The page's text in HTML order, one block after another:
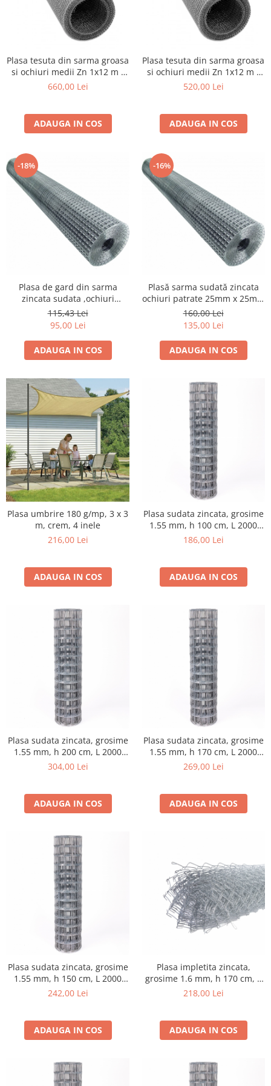
Masini electrice de tuns oi
Topoare
Compostoare
Tocator resturi vegetale
Scarificatoare
Gama gazon
Tăvălugi pentru gazon
Role de irigat
Distribuitoare de nisip
Aeratoare pentru gazon
Șuruburi autoforante
Motocultoare
Motosape
Motocositori
Motocoase
Motopompe
Granulatoare furaje
Mori cereale
Semanatori manuale
Tocatori vegetatie
Zdrobitori
Mașini hidraulice de despicat
lemne
Pluguri
Plug de scos cartofi
Freze de pamant
Cositori
Tocatoare agricole
Cultivatoare
Articole electrice
Prelungitoare
Sigurante electrice
Surse de iluminat
Scule pentru construcții
Ciocane rotopercutoare
Plase gard
Plasa sarma galvanizata zincata
Sarma moale neagra pentru fierari
si dulgheri; sarma zincata; sarma
Plase umbrire
Plase anti insecte
Plase anti pasari
Plase anti buruieni
Plase pentru castraveti
Mobilier PVC
Mobilier din PVC pentru casă
Mobilier PVC pentru grădină
Mobilier comercial din PVC
Butoaie pentru vin
Garduri
Articole de consum industrie
Lacuri si vopsele
Plasa tesuta din sarma groasa
si ochiuri medii Zn 1x12 m -
3.0x3.0x1.0 mm
660,00 Lei
ADAUGA IN COS
Plasa tesuta din sarma groasa
si ochiuri medii Zn 1x12 m -
4.0x4.0x1.0 mm
520,00 Lei
ADAUGA IN COS
-18%
Plasa de gard din sarma
zincata sudata ,ochiuri
patrate, 1m Inaltime x 5 m
lungime
115,43 Lei
95,00 Lei
ADAUGA IN COS
-16%
Plasă sarma sudată zincata
ochiuri patrate 25mm x 25mm
- 1m inaltime x 10 m lungime
160,00 Lei
135,00 Lei
ADAUGA IN COS
Plasa umbrire 180 g/mp, 3 x 3
m, crem, 4 inele
216,00 Lei
ADAUGA IN COS
Plasa sudata zincata, grosime
1.55 mm, h 100 cm, L 2000
cm, gri
186,00 Lei
ADAUGA IN COS
Plasa sudata zincata, grosime
1.55 mm, h 200 cm, L 2000
cm, gri
304,00 Lei
ADAUGA IN COS
Plasa sudata zincata, grosime
1.55 mm, h 170 cm, L 2000
cm, gri
269,00 Lei
ADAUGA IN COS
Plasa sudata zincata, grosime
1.55 mm, h 150 cm, L 2000
cm, gri
242,00 Lei
ADAUGA IN COS
Plasa impletita zincata,
grosime 1.6 mm, h 170 cm, L
1000 cm, gri
218,00 Lei
ADAUGA IN COS